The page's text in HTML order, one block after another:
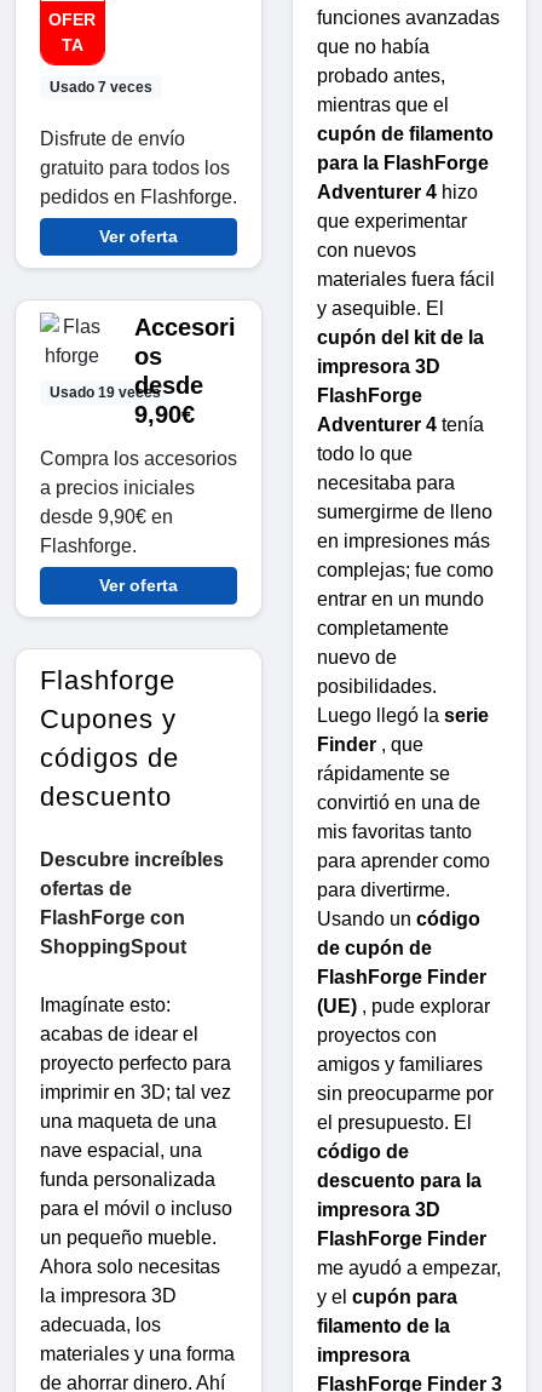
OFER
TA
Usado 7 veces
Disfrute de envío
gratuito para todos los
pedidos en Flashforge.
Ver oferta
Usado 19 veces
Accesori
os
desde
9,90€
Compra los accesorios
a precios iniciales
desde 9,90€ en
Flashforge.
Ver oferta
Flashforge
Cupones y
códigos de
descuento
Descubre increíbles
ofertas de
FlashForge con
ShoppingSpout
Imagínate esto:
acabas de idear el
proyecto perfecto para
imprimir en 3D; tal vez
una maqueta de una
nave espacial, una
funda personalizada
para el móvil o incluso
un pequeño mueble.
Ahora solo necesitas
la impresora 3D
adecuada, los
materiales y una forma
de ahorrar dinero. Ahí
funciones avanzadas
que no había
probado antes,
mientras que el
cupón de filamento
para la FlashForge
Adventurer 4 hizo
que experimentar
con nuevos
materiales fuera fácil
y asequible. El
cupón del kit de la
impresora 3D
FlashForge
Adventurer 4 tenía
todo lo que
necesitaba para
sumergirme de lleno
en impresiones más
complejas; fue como
entrar en un mundo
completamente
nuevo de
posibilidades.
Luego llegó la serie
Finder , que
rápidamente se
convirtió en una de
mis favoritas tanto
para aprender como
para divertirme.
Usando un código
de cupón de
FlashForge Finder
(UE) , pude explorar
proyectos con
amigos y familiares
sin preocuparme por
el presupuesto. El
código de
descuento para la
impresora 3D
FlashForge Finder
me ayudó a empezar,
y el cupón para
filamento de la
impresora
FlashForge Finder 3